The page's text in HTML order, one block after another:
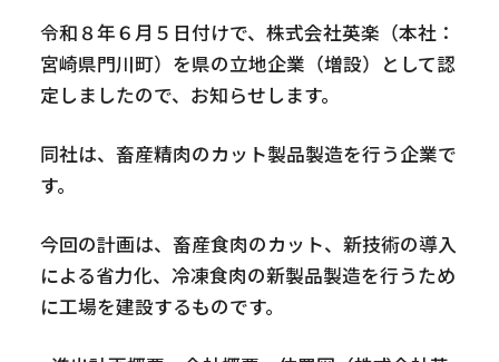
令和８年６月５日付けで、株式会社英楽（本社：
宮崎県門川町）を県の立地企業（増設）として認
定しましたので、お知らせします。
同社は、畜産精肉のカット製品製造を行う企業で
す。
今回の計画は、畜産食肉のカット、新技術の導入
による省力化、冷凍食肉の新製品製造を行うため
に工場を建設するものです。